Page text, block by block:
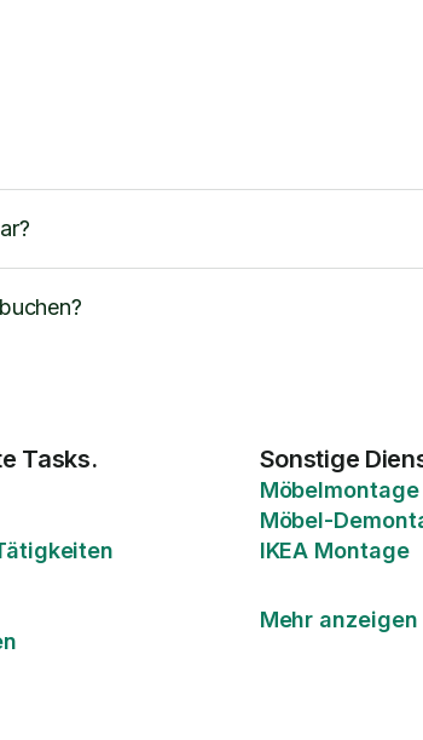
Tasks. Sonstige
Möbelmontage
Möbel-
IKEA Montage
Mehr anzeigen